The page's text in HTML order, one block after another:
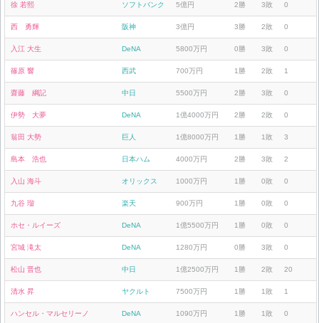
徐 若熙 ソフトバンク 5億円 2勝 3敗 0
西 勇輝 阪神 3億円 3勝 2敗 0
入江 大生 DeNA 5800万円 0勝 3敗 0
篠原 響 西武 700万円 1勝 2敗 1
齋藤 綱記 中日 5500万円 2勝 3敗 0
伊勢 大夢 DeNA 1億4000万円 2勝 2敗 0
翁田 大勢 巨人 1億8000万円 1勝 1敗 3
島本 浩也 日本ハム 4000万円 2勝 3敗 2
入山 海斗 オリックス 1000万円 1勝 0敗 0
九谷 瑠 楽天 900万円 1勝 0敗 0
ホセ・ルイーズ DeNA 1億5500万円 1勝 0敗 0
宮城 滝太 DeNA 1280万円 0勝 3敗 0
松山 晋也 中日 1億2500万円 1勝 2敗 20
清水 昇 ヤクルト 7500万円 1勝 1敗 1
ハンセル・マルセリーノ DeNA 1090万円 1勝 1敗 0